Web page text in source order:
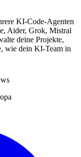
KI-Code-Agenten
Aider, Grok, Mistral
deine Projekte,
wie dein KI-Team in